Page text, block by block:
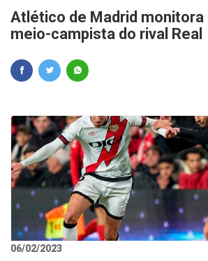
Atlético de Madrid monitora
meio-campista do rival Real
06/02/2023